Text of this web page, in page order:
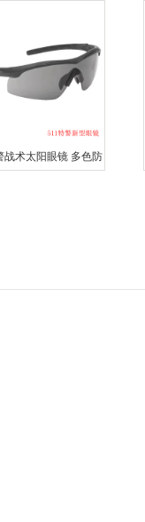
战术太阳眼镜 多色防